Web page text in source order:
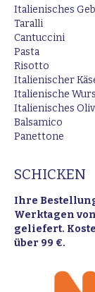
Italienisches
Taralli
Cantuccini
Pasta
Risotto
Italienischer
Italienische
Italienisches
Balsamico
Panettone
SCHICKEN
Ihre
Werktagen
geliefert.
über 99 €.